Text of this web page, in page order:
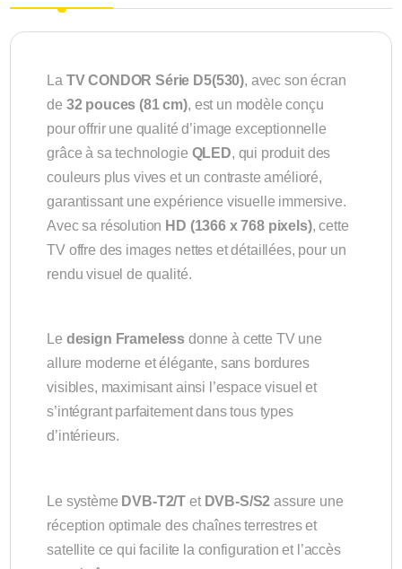
La TV CONDOR Série D5(530), avec son écran
de 32 pouces (81 cm), est un modèle conçu
pour offrir une qualité d’image exceptionnelle
grâce à sa technologie QLED, qui produit des
couleurs plus vives et un contraste amélioré,
garantissant une expérience visuelle immersive.
Avec sa résolution HD (1366 x 768 pixels), cette
TV offre des images nettes et détaillées, pour un
rendu visuel de qualité.
Le design Frameless donne à cette TV une
allure moderne et élégante, sans bordures
visibles, maximisant ainsi l’espace visuel et
s’intégrant parfaitement dans tous types
d’intérieurs.
Le système DVB-T2/T et DVB-S/S2 assure une
réception optimale des chaînes terrestres et
satellite ce qui facilite la configuration et l’accès